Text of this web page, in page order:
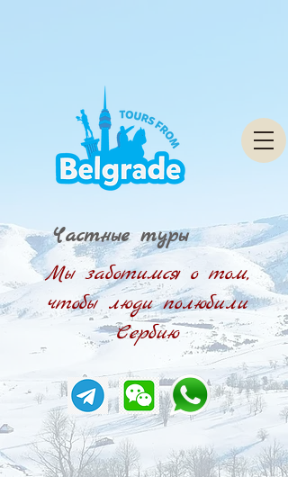
Мы заботимся о том,
чтобы люди полюбили
Сербию
Частные туры